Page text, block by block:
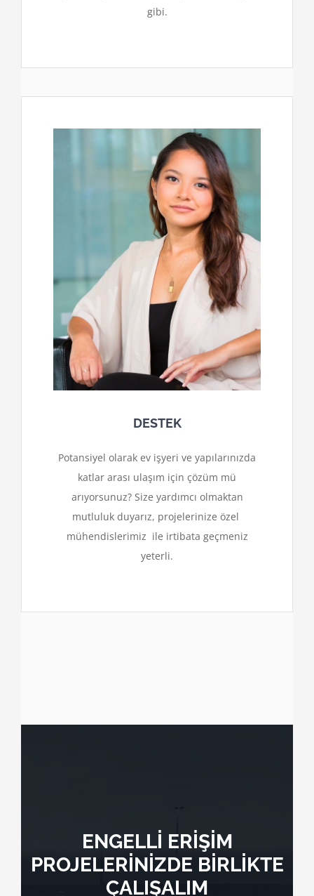
gibi.
DESTEK
Potansiyel olarak ev işyeri ve yapılarınızda
katlar arası ulaşım için çözüm mü
arıyorsunuz? Size yardımcı olmaktan
mutluluk duyarız, projelerinize özel
mühendislerimiz ile irtibata geçmeniz
yeterli.
ENGELLİ ERİŞİM
PROJELERİNİZDE BİRLİKTE
ÇALIŞALIM